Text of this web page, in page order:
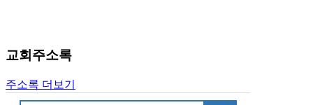
럽
DOMCLUB
시
교회주소록
주소록 더보기